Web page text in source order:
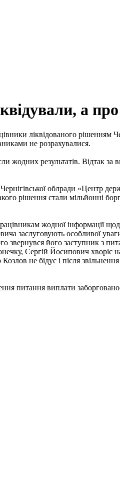
а
ліквідованого рішенням
не розрахувалися.
результатів. Відтак за
облради «Центр
рішення стали мільйонні
жодної інформації
заслуговують особливої
його заступник з
Сергій Йосипович хворіє
не бідує і після
питання виплати